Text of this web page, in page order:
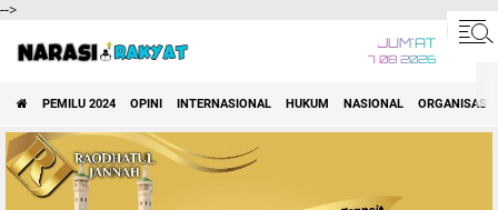
-->
JUM'AT
7 08 2026
PEMILU 2024 OPINI INTERNASIONAL HUKUM NASIONAL ORGANISASI